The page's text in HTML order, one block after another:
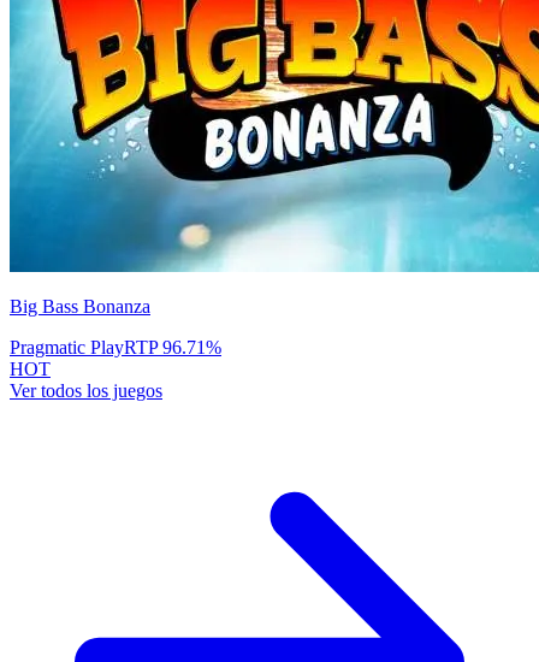
Big Bass Bonanza
Pragmatic PlayRTP96.71%
HOT
Ver todos los juegos